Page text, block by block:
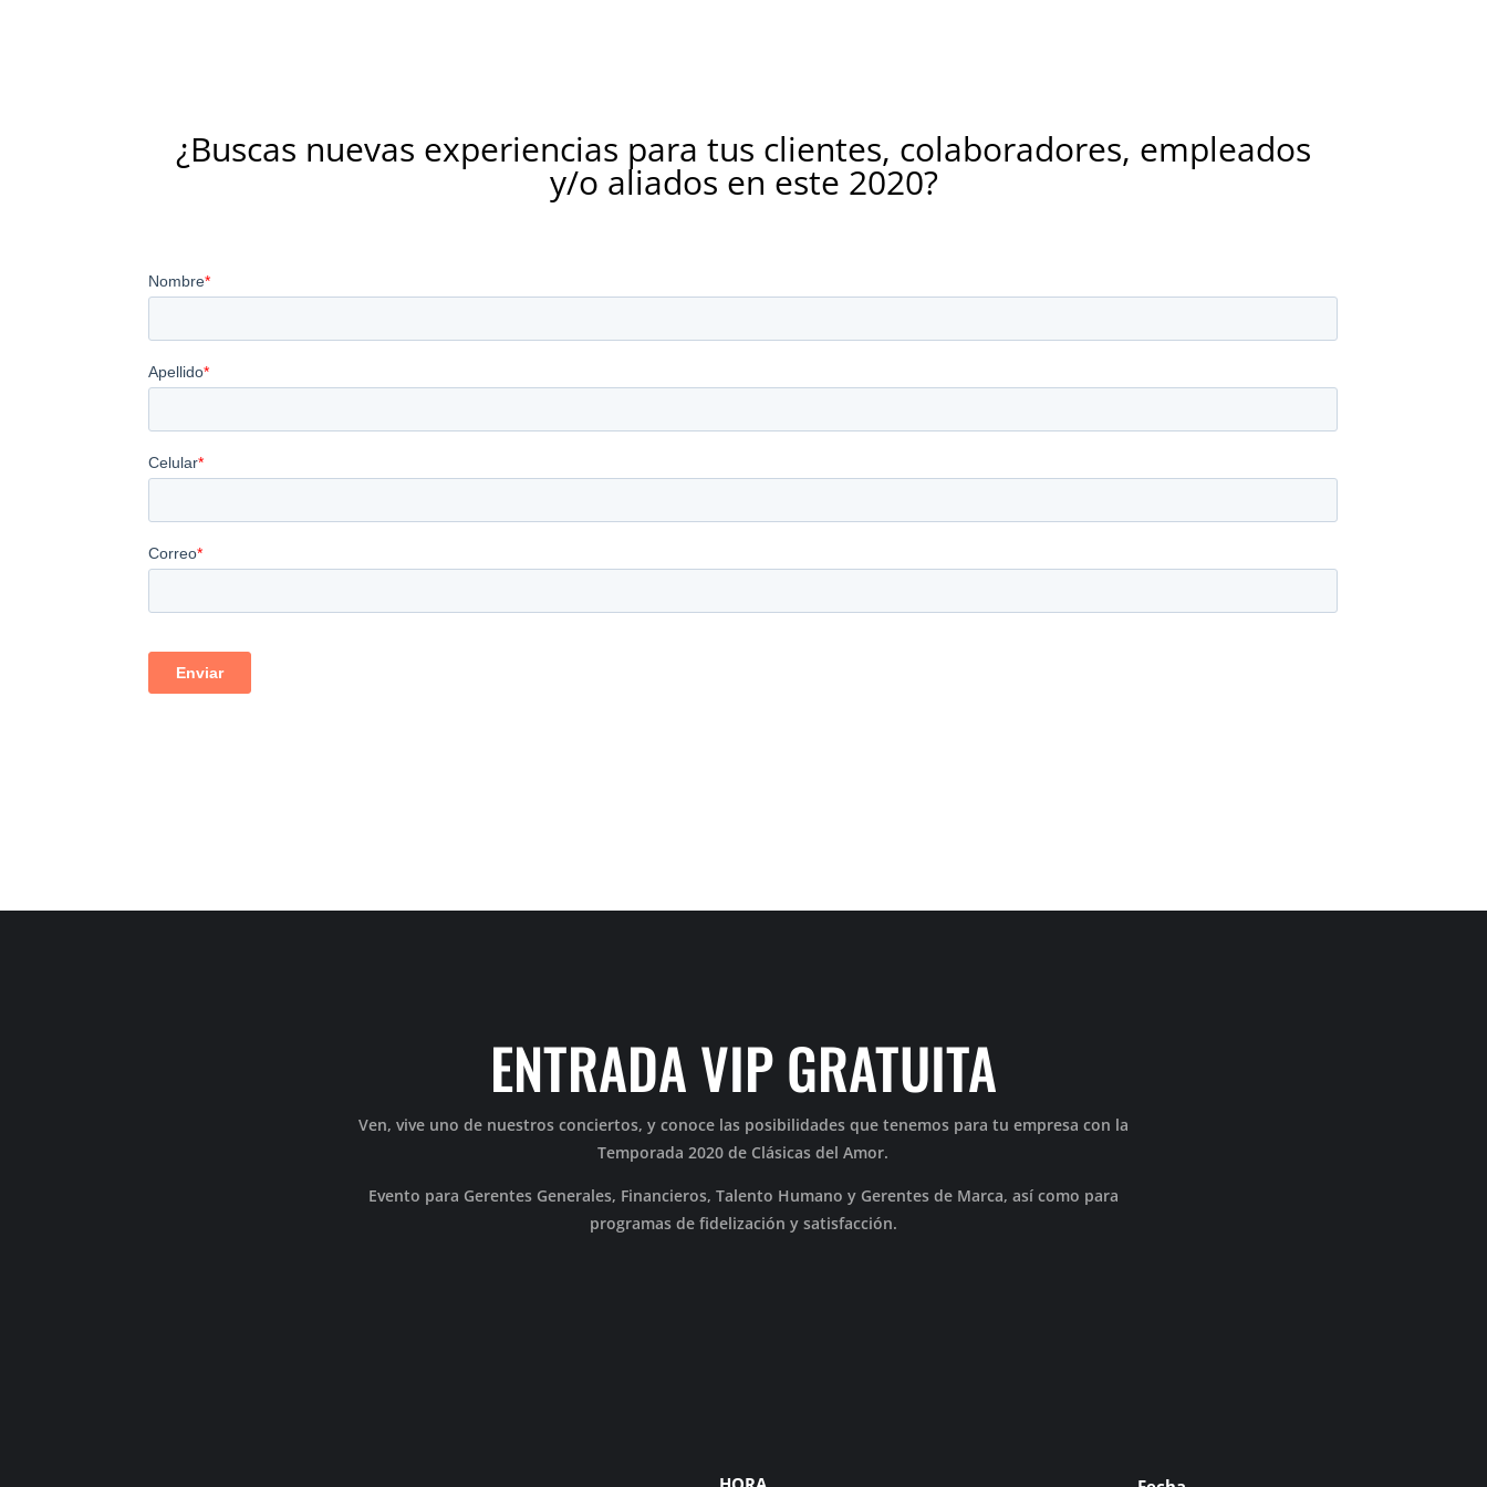
¿Buscas nuevas experiencias para tus clientes, colaboradores, empleados
y/o aliados en este 2020?
ENTRADA VIP GRATUITA
Ven, vive uno de nuestros conciertos, y conoce las posibilidades que tenemos para tu empresa con la
Temporada 2020 de Clásicas del Amor.
Evento para Gerentes Generales, Financieros, Talento Humano y Gerentes de Marca, así como para
programas de fidelización y satisfacción.